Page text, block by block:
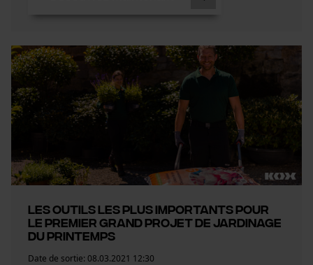
Les outils les plus importants pour
le premier grand projet de jardinage
du printemps
Date de sortie: 08.03.2021 12:30